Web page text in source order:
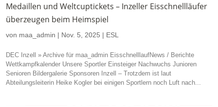
Medaillen und Weltcuptickets – Inzeller Eisschnellläufer
überzeugen beim Heimspiel
von maa_admin | Nov. 5, 2025 | ESL
DEC Inzell » Archive für maa_admin EisschnelllaufNews / Berichte
Wettkampfkalender Unsere Sportler Einsteiger Nachwuchs Junioren
Senioren Bildergalerie Sponsoren Inzell – Trotzdem ist laut
Abteilungsleiterin Heike Kogler bei einigen Sportlern noch Luft nach...